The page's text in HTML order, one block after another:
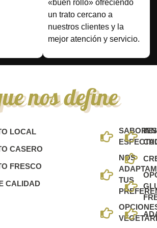
«buen rollo» ofreciendo
un trato cercano a
nuestros clientes y la
mejor atención y servicio.
nos define
LOCAL
CASERO
FRESCO
CALIDAD
SABORES
NOS
TUS